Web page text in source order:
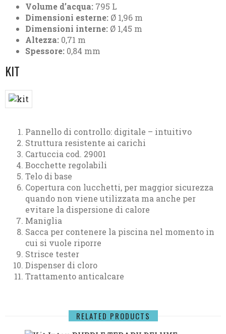
Volume d’acqua: 795 L
Dimensioni esterne: Ø 1,96 m
Dimensioni interne: Ø 1,45 m
Altezza: 0,71 m
Spessore: 0,84 mm
KIT
Pannello di controllo: digitale – intuitivo
Struttura resistente ai carichi
Cartuccia cod. 29001
Bocchette regolabili
Telo di base
Copertura con lucchetti, per maggior sicurezza
quando non viene utilizzata ma anche per
evitare la dispersione di calore
Maniglia
Sacca per contenere la piscina nel momento in
cui si vuole riporre
Strisce tester
Dispenser di cloro
Trattamento anticalcare
RELATED PRODUCTS